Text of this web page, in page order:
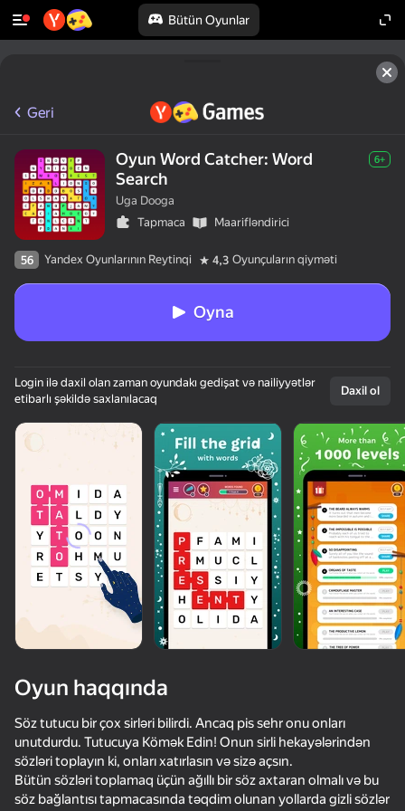
Bütün Oyunlar
Bricks Breaker - Gravity Balls
68
Sudoku
75
Block Blast 2048
Geri
Oyun Word Catcher: Word
Search
6+
Uga Dooga
Tapmaca
Maarifləndirici
56 Yandex Oyunlarının Reytinqi 4,3 Oyunçuların qiyməti
Oyna
Login ilə daxil olan zaman oyundakı gedişat və nailiyyətlər
etibarlı şəkildə saxlanılacaq
Daxil ol
Oyun haqqında
Söz tutucu bir çox sirləri bilirdi. Ancaq pis sehr onu onları
unutdurdu. Tutucuya Kömək Edin! Onun sirli hekayələrindən
sözləri toplayın ki, onları xatırlasın və sizə açsın.
Bütün sözləri toplamaq üçün ağıllı bir söz axtaran olmalı və bu
söz bağlantısı tapmacasında təqdim olunan yollarda gizli sözlər